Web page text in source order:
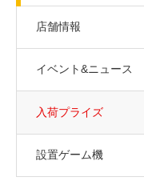
店舗情報
イベント&ニュース
入荷プライズ
設置ゲーム機